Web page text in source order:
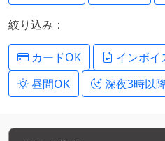
絞り込み：
カードOK インボイ
昼間OK
深夜3時以